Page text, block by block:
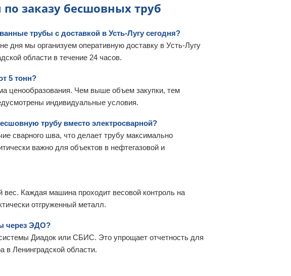
заказу бесшовных труб
трубы с доставкой в Усть-Лугу сегодня?
дня мы организуем оперативную доставку в Усть-Лугу
области в течение 24 часов.
5 тонн?
ценообразования. Чем выше объем закупки, тем
индивидуальные условия.
трубу вместо электросварной?
сварного шва, что делает трубу максимально
важно для объектов в нефтегазовой и
Каждая машина проходит весовой контроль на
отгруженный металл.
через ЭДО?
Диадок или СБИС. Это упрощает отчетность для
в Ленинградской области.